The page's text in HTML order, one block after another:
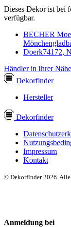
Dieses Dekor ist bei
verfügbar.
BECHER
Doerk74172,
Händler in Ihrer
Dekorfinder
Hersteller
Dekorfinder
Impressum
Kontakt
© Dekorfinder 2026.
Anmeldung bei